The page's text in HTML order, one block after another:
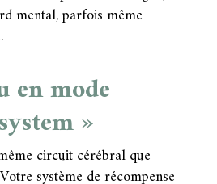
mental, parfois même
en mode
»
circuit cérébral que
système de récompense